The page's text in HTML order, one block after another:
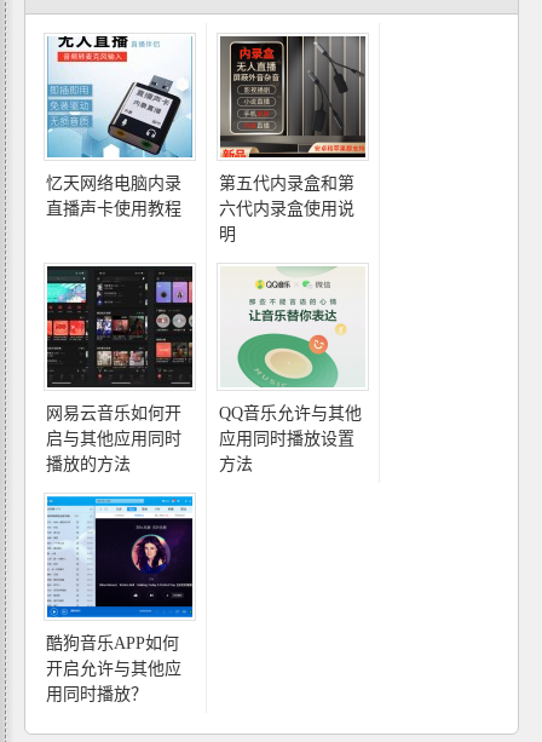
忆天网络电脑内录
直播声卡使用教程
第五代内录盒和第
六代内录盒使用说
明
网易云音乐如何开
启与其他应用同时
播放的方法
QQ音乐允许与其他
应用同时播放设置
方法
酷狗音乐APP如何
开启允许与其他应
用同时播放？